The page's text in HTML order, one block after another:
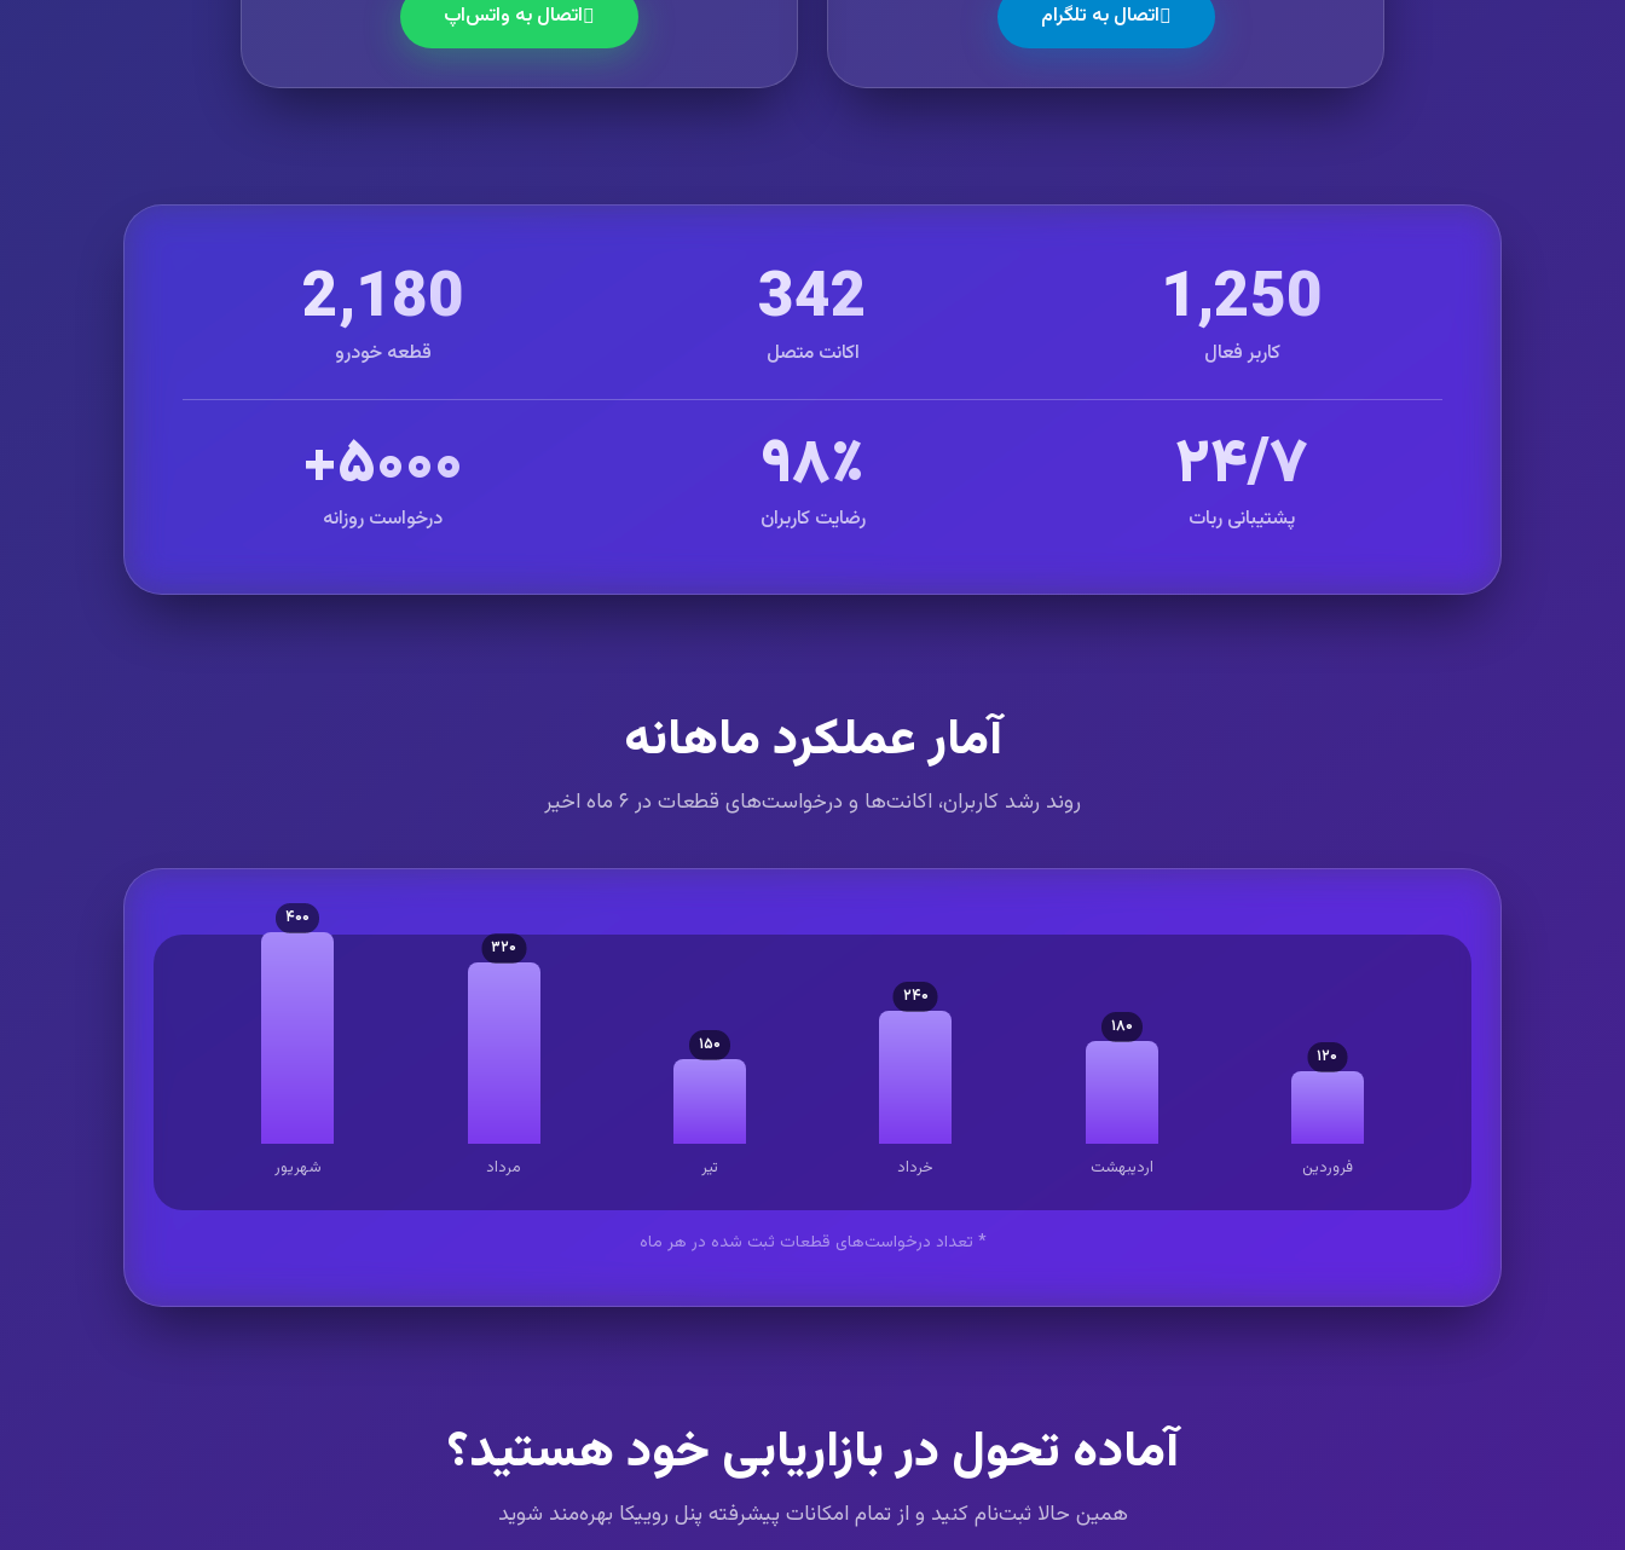
اتصال به تلگرام اتصال به واتس‌اپ
1,250
کاربر فعال
342
اکانت متصل
2,180
قطعه خودرو
۲۴/۷
پشتیبانی ربات
۹۸٪
رضایت کاربران
۵۰۰۰+
درخواست روزانه
آمار عملکرد ماهانه
روند رشد کاربران، اکانت‌ها و درخواست‌های قطعات در ۶ ماه اخیر
۱۲۰
فروردین
۱۸۰
اردیبهشت
۲۴۰
خرداد
۱۵۰
تیر
۳۲۰
مرداد
۴۰۰
شهریور
* تعداد درخواست‌های قطعات ثبت شده در هر ماه
آماده تحول در بازاریابی خود هستید؟
همین حالا ثبت‌نام کنید و از تمام امکانات پیشرفته پنل روییکا بهره‌مند شوید